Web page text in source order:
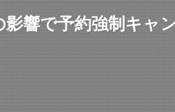
響で予約強制キャ